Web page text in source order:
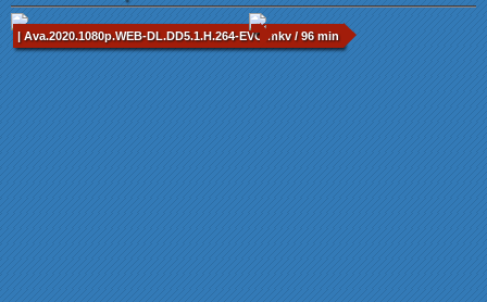
| Ava.2020.1080p.WEB-DL.DD5.1.H.264-EVO.mkv / 96 min